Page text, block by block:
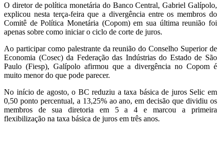
O diretor de política monetária do Banco Central, Gabriel Galípolo,
explicou nesta terça-feira que a divergência entre os membros do
Comitê de Política Monetária (Copom) em sua última reunião foi
apenas sobre como iniciar o ciclo de corte de juros.
Ao participar como palestrante da reunião do Conselho Superior de
Economia (Cosec) da Federação das Indústrias do Estado de São
Paulo (Fiesp), Galípolo afirmou que a divergência no Copom é
muito menor do que pode parecer.
No início de agosto, o BC reduziu a taxa básica de juros Selic em
0,50 ponto percentual, a 13,25% ao ano, em decisão que dividiu os
membros de sua diretoria em 5 a 4 e marcou a primeira
flexibilização na taxa básica de juros em três anos.